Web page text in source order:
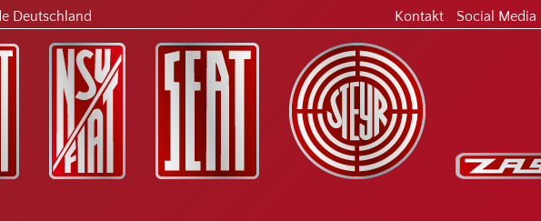
Deutschland Kontakt Social Media